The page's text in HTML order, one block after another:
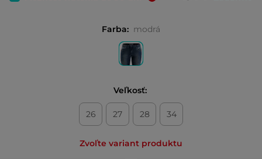
Farba: modrá
Veľkosť:
26 27 28 34
Zvoľte variant produktu